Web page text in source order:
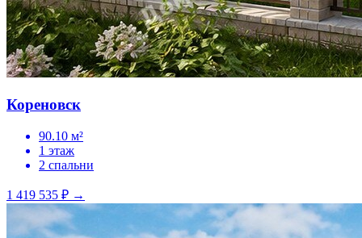
Кореновск
90.10 м²
1 этаж
2 спальни
1 419 535 ₽ →